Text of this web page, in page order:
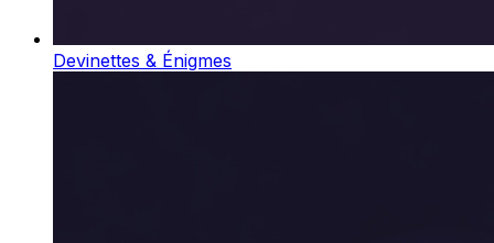
Devinettes & Énigmes